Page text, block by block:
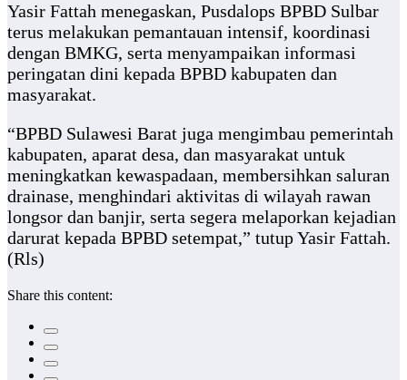
Yasir Fattah menegaskan, Pusdalops BPBD Sulbar
terus melakukan pemantauan intensif, koordinasi
dengan BMKG, serta menyampaikan informasi
peringatan dini kepada BPBD kabupaten dan
masyarakat.
“BPBD Sulawesi Barat juga mengimbau pemerintah
kabupaten, aparat desa, dan masyarakat untuk
meningkatkan kewaspadaan, membersihkan saluran
drainase, menghindari aktivitas di wilayah rawan
longsor dan banjir, serta segera melaporkan kejadian
darurat kepada BPBD setempat,” tutup Yasir Fattah.
(Rls)
Share this content: